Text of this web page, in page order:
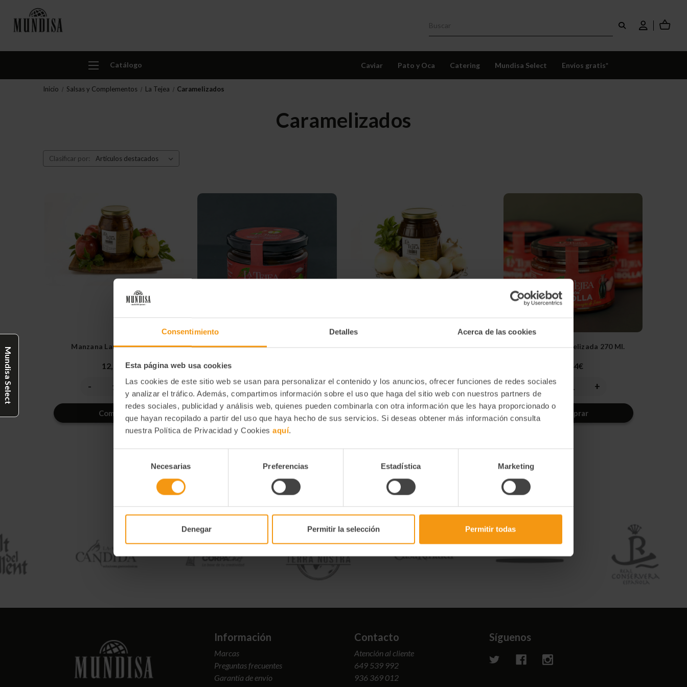
Consentimiento Detalles Acerca de las cookies
Esta página web usa cookies
Las cookies de este sitio web se usan para personalizar el contenido y los anuncios, ofrecer funciones de redes sociales
y analizar el tráfico. Además, compartimos información sobre el uso que haga del sitio web con nuestros partners de
redes sociales, publicidad y análisis web, quienes pueden combinarla con otra información que les haya proporcionado o
que hayan recopilado a partir del uso que haya hecho de sus servicios. Si deseas obtener más información consulta
nuestra Política de Privacidad y Cookies aquí.
consentimiento
Necesarias Preferencias Estadística Marketing
Denegar Permitir la selección Permitir todas
Catálogo Caviar Pato y Oca Catering Mundisa Select Envíos gratis*
Inicio Salsas y Complementos La Tejea Caramelizados
Caramelizados
Clasificar por:
Manzana Laminada 1 Kg.
12,30€
Disminuir
undefined
-
Aumentar
la
de
undefined
+
Comprar
Manzana Laminada 270 Ml.
Disminuir
la
cantidad
de
undefined
-
Aumentar
la
de
undefined
+
Comprar
Cebolla Caramelizada 1 Kg.
Disminuir
la
cantidad
de
undefined
-
Aumentar
la
de
undefined
+
Comprar
Cebolla Caramelizada 270 Ml.
5,44€
Disminuir
de
undefined
-
Aumentar
+
Comprar
Información
Marcas
Preguntas frecuentes
Garantía de envío
Contacto
Atención al cliente
649 539 992
936 369 012
Síguenos
Mundisa Select